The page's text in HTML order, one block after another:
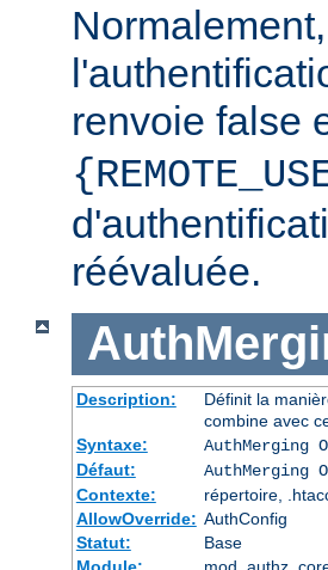
renvoie false
réévaluée.
Description:
Définit la
combine avec
Syntaxe:
Défaut:
AuthMerging
Contexte:
répertoire,
AllowOverride: AuthConfig
Statut:
Base